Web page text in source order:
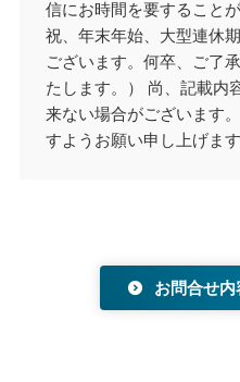
信にお時間を要すること
祝、年末年始、大型連休
ございます。何卒、ご了
たします。） 尚、記載内
来ない場合がございます
すようお願い申し上げます